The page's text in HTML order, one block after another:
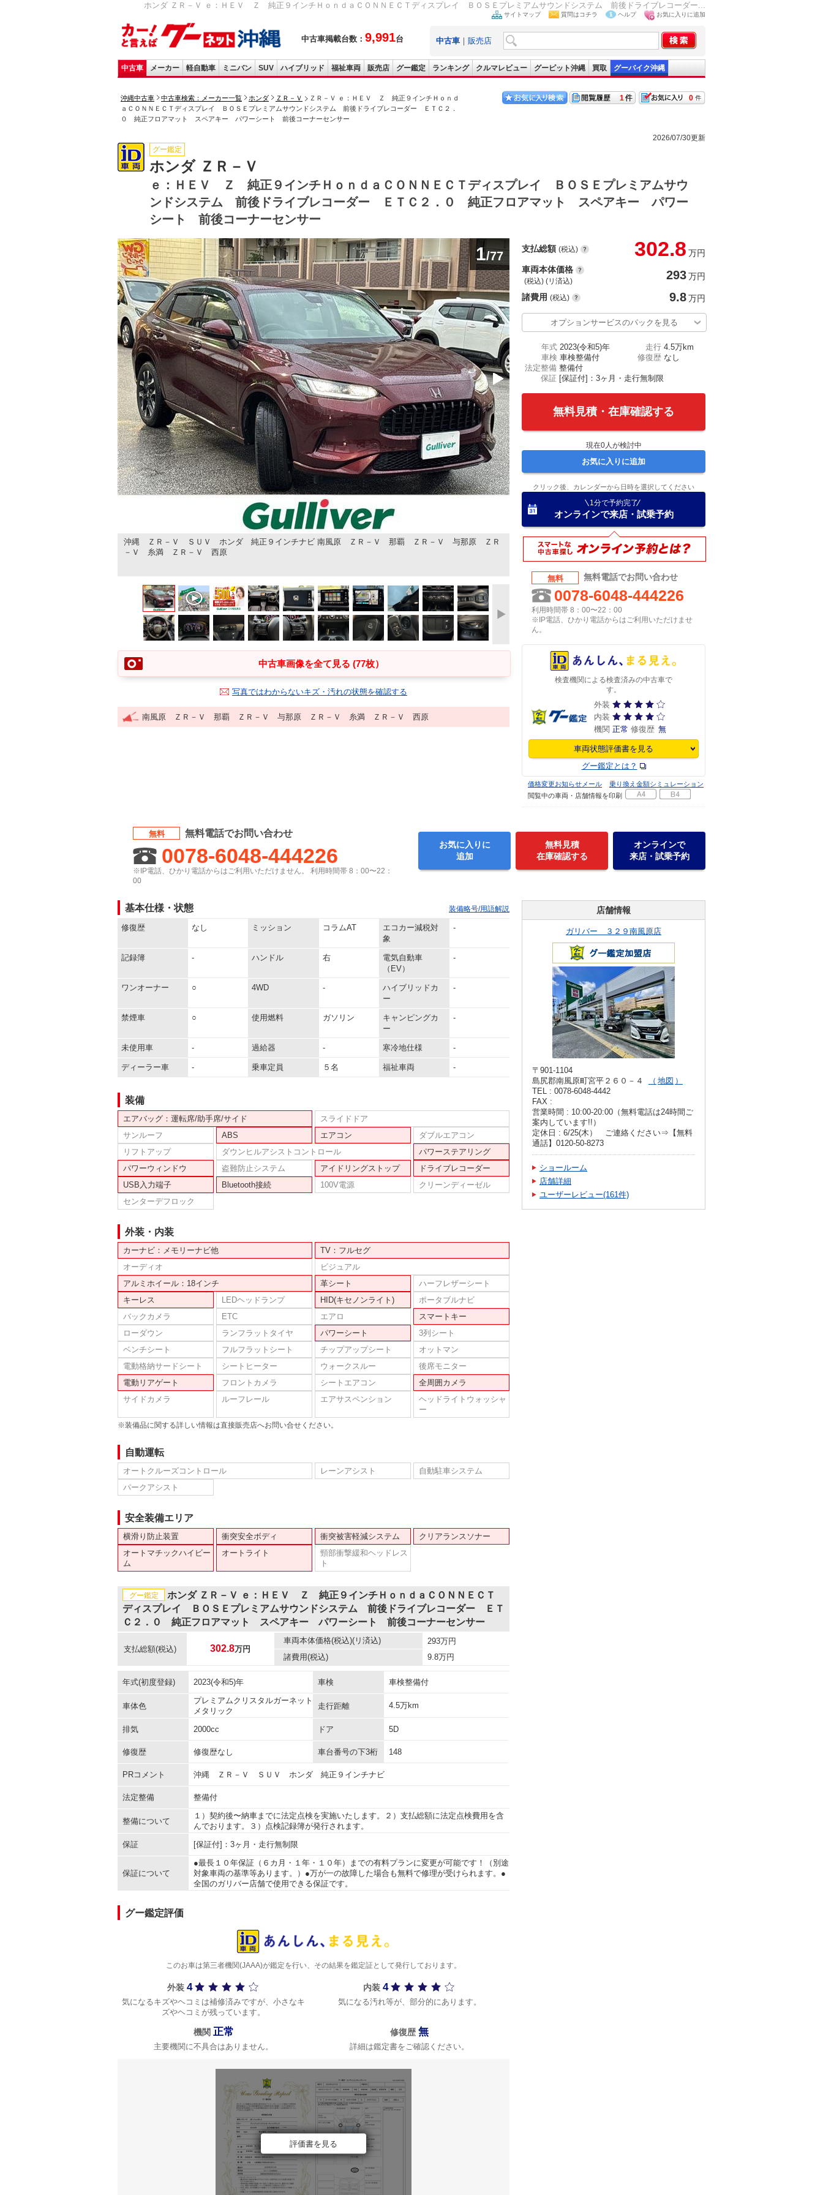
ホンダ ＺＲ－Ｖ ｅ：ＨＥＶ Ｚ 純正９インチＨｏｎｄａＣＯＮＮＥＣＴディスプレイ ＢＯＳＥプレミアムサウンドシステム 前後ドライブレコーダー...
中古車掲載台数： 9,991台
サイトマップ 質問はコチラ ヘルプ お気に入りに追加
中古車 ｜ 販売店
中古車 メーカー 軽自動車 ミニバン SUV ハイブリッド 福祉車両 販売店 グー鑑定 ランキング クルマレビュー グーピット沖縄 買取 グーバイク沖縄
沖縄中古車 中古車検索：メーカー一覧 ホンダ ＺＲ－Ｖ
ＺＲ－Ｖ ｅ：ＨＥＶ Ｚ 純正９インチＨｏｎｄ
ａＣＯＮＮＥＣＴディスプレイ ＢＯＳＥプレミアムサウンドシステム 前後ドライブレコーダー ＥＴＣ２．
０ 純正フロアマット スペアキー パワーシート 前後コーナーセンサー
0
1
2026/07/30更新
グー鑑定
ホンダ ＺＲ－Ｖ
ｅ：ＨＥＶ Ｚ 純正９インチＨｏｎｄａＣＯＮＮＥＣＴディスプレイ ＢＯＳＥプレミアムサウ
ンドシステム 前後ドライブレコーダー ＥＴＣ２．０ 純正フロアマット スペアキー パワー
シート 前後コーナーセンサー
沖縄 ＺＲ－Ｖ ＳＵＶ ホンダ 純正９インチナビ 南風原 ＺＲ－Ｖ 那覇 ＺＲ－Ｖ 与那原 ＺＲ
－Ｖ 糸満 ＺＲ－Ｖ 西原
1/77
中古車画像を全て見る (77枚）
写真ではわからないキズ・汚れの状態を確認する
南風原 ＺＲ－Ｖ 那覇 ＺＲ－Ｖ 与那原 ＺＲ－Ｖ 糸満 ＺＲ－Ｖ 西原
支払総額 (税込) 302.8 万円
車両本体価格
(税込) (リ済込) 293万円
諸費用 (税込) 9.8万円
オプションサービスのパックを見る
年式 2023(令和5)年 走行 4.5万km
車検 車検整備付 修復歴 なし
法定整備 整備付
保証 [保証付]：3ヶ月・走行無制限
無料見積・在庫確認する
現在0人が検討中
お気に入りに追加
クリック後、カレンダーから日時を選択してください
1分で予約完了
オンラインで来店・試乗予約
無料 無料電話でお問い合わせ
0078-6048-444226
利用時間帯 8：00〜22：00
※IP電話、ひかり電話からはご利用いただけませ
ん。
検査機関による検査済みの中古車で
す。
外装
内装
機関 正常 修復歴 無
車両状態評価書を見る
グー鑑定とは？
価格変更お知らせメール
乗り換え金額シミュレーション
閲覧中の車両・店舗情報を印刷
無料 無料電話でお問い合わせ
0078-6048-444226
※IP電話、ひかり電話からはご利用いただけません。 利用時間帯 8：00〜22：
00
お気に入りに
追加
無料見積
在庫確認する
オンラインで
来店・試乗予約
基本仕様・状態 装備略号/用語解説
修復歴 なし ミッション コラムAT
エコカー減税対
象
-
記録簿 - ハンドル 右
電気自動車
（EV）
-
ワンオーナー ○ 4WD -
ハイブリッドカ
ー
-
禁煙車 ○ 使用燃料 ガソリン
キャンピングカ
ー
-
未使用車 - 過給器 - 寒冷地仕様 -
ディーラー車 - 乗車定員 ５名 福祉車両 -
装備
エアバッグ：運転席/助手席/サイド
スライドドア
サンルーフ
ABS エアコン
ダブルエアコン
リフトアップ
ダウンヒルアシストコントロール
パワーステアリング
パワーウィンドウ
盗難防止システム アイドリングストップ
ドライブレコーダー
USB入力端子
Bluetooth接続 100V電源
クリーンディーゼル
センターデフロック
外装・内装
カーナビ：メモリーナビ他
TV：フルセグ
オーディオ
ビジュアル
アルミホイール：18インチ
革シート
ハーフレザーシート
キーレス
LEDヘッドランプ HID(キセノンライト)
ポータブルナビ
バックカメラ
ETC エアロ
スマートキー
ローダウン
ランフラットタイヤ パワーシート
3列シート
ベンチシート
フルフラットシート チップアップシート
オットマン
電動格納サードシート
シートヒーター ウォークスルー
後席モニター
電動リアゲート
フロントカメラ シートエアコン
全周囲カメラ
サイドカメラ
ルーフレール エアサスペンション
ヘッドライトウォッシャ
ー
※装備品に関する詳しい情報は直接販売店へお問い合せください。
自動運転
オートクルーズコントロール レーンアシスト
自動駐車システム
パークアシスト
安全装備エリア
横滑り防止装置 衝突安全ボディ 衝突被害軽減システム
クリアランスソナー
オートマチックハイビー
ム
オートライト
頸部衝撃緩和ヘッドレス
ト
グー鑑定
ホンダ ＺＲ－Ｖ ｅ：ＨＥＶ Ｚ 純正９インチＨｏｎｄａＣＯＮＮＥＣＴ
ディスプレイ ＢＯＳＥプレミアムサウンドシステム 前後ドライブレコーダー ＥＴ
Ｃ２．０ 純正フロアマット スペアキー パワーシート 前後コーナーセンサー
支払総額(税込) 302.8万円
車両本体価格(税込)(リ済込) 293万円
諸費用(税込) 9.8万円
年式(初度登録) 2023(令和5)年 車検 車検整備付
車体色
プレミアムクリスタルガーネット
メタリック
走行距離 4.5万km
排気 2000cc ドア 5D
修復歴 修復歴なし 車台番号の下3桁 148
PRコメント 沖縄 ＺＲ－Ｖ ＳＵＶ ホンダ 純正９インチナビ
法定整備 整備付
整備について
１）契約後〜納車までに法定点検を実施いたします。２）支払総額に法定点検費用を含
んでおります。３）点検記録簿が発行されます。
保証
[保証付]：3ヶ月・走行無制限
保証について
●最長１０年保証（６カ月・１年・１０年）までの有料プランに変更が可能です！（別途
対象車両の基準等あります。）●万が一の故障した場合も無料で修理が受けられます。●
全国のガリバー店舗で使用できる保証です。
グー鑑定評価
このお車は第三者機関(JAAA)が鑑定を行い、その結果を鑑定証として発行しております。
外装 4
気になるキズやヘコミは補修済みですが、小さなキ
ズやヘコミが残っています。
内装 4
気になる汚れ等が、部分的にあります。
機関 正常
主要機関に不具合はありません。
修復歴 無
詳細は鑑定書をご確認ください。
評価書を見る
店舗情報
ガリバー ３２９南風原店
〒901-1104
島尻郡南風原町宮平２６０－４
地図
TEL : 0078-6048-4442
FAX :
営業時間 : 10:00-20:00（無料電話は24時間ご
案内しています!!）
定休日 : 6/25(木） ご連絡ください⇒【無料
通話】0120-50-8273
ショールーム
店舗詳細
ユーザーレビュー(161件)